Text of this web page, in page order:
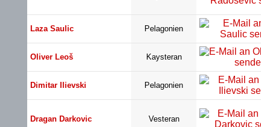
Laza Saulic Pelagonien
Oliver Leoš Kaysteran
Dimitar Ilievski Pelagonien
Dragan Darkovic Vesteran